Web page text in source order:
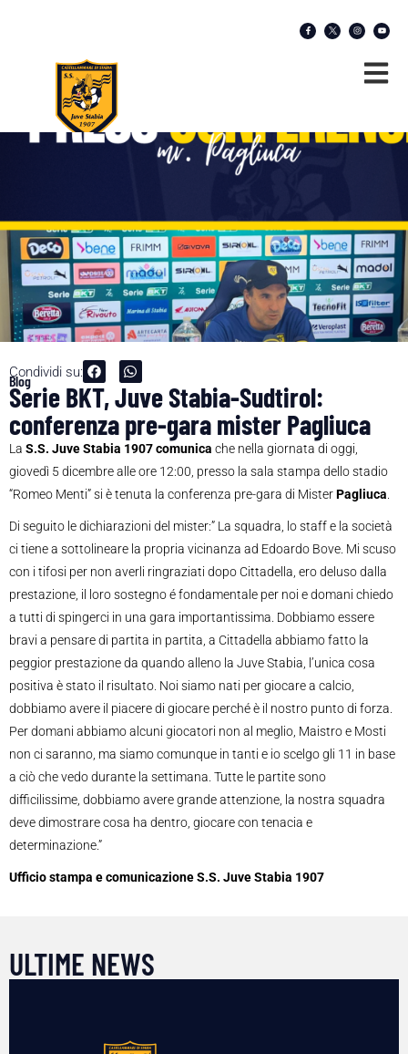
Condividi su:
Blog
Serie BKT, Juve Stabia-Sudtirol:
conferenza pre-gara mister Pagliuca
La S.S. Juve Stabia 1907 comunica che nella giornata di oggi,
giovedì 5 dicembre alle ore 12:00, presso la sala stampa dello stadio
“Romeo Menti” si è tenuta la conferenza pre-gara di MisterPagliuca
Di seguito le dichiarazioni del mister:” La squadra, lo staff e la società
ci tiene a sottolineare la propria vicinanza ad Edoardo Bove. Mi scuso
con i tifosi per non averli ringraziati dopo Cittadella, ero deluso dalla
prestazione, il loro sostegno é fondamentale per noi e domani chiedo
a tutti di spingerci in una gara importantissima. Dobbiamo essere
bravi a pensare di partita in partita, a Cittadella abbiamo fatto la
peggior prestazione da quando alleno la Juve Stabia, l’unica cosa
positiva è stato il risultato. Noi siamo nati per giocare a calcio,
dobbiamo avere il piacere di giocare perché è il nostro punto di forza.
Per domani abbiamo alcuni giocatori non al meglio, Maistro e Mosti
non ci saranno, ma siamo comunque in tanti e io scelgo gli 11 in base
a ciò che vedo durante la settimana. Tutte le partite sono
difficilissime, dobbiamo avere grande attenzione, la nostra squadra
deve dimostrare cosa ha dentro, giocare con tenacia e
determinazione.”
Ufficio stampa e comunicazione S.S. Juve Stabia 1907
ULTIME NEWS